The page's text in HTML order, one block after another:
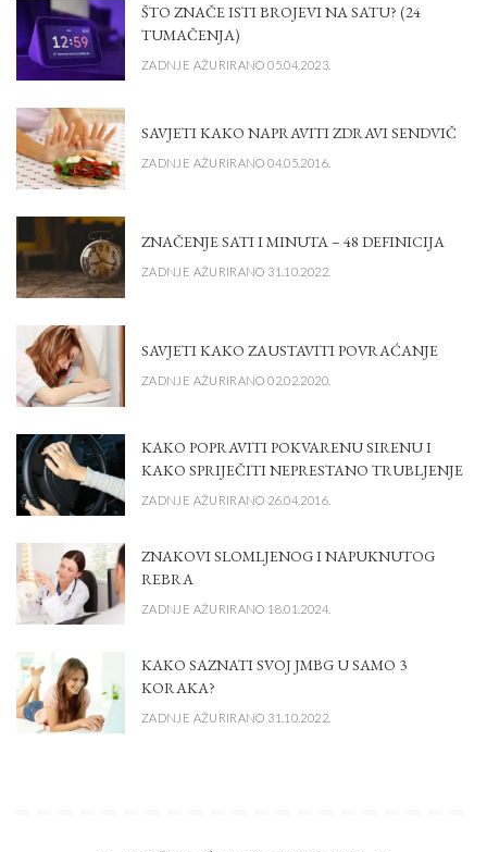
ŠTO ZNAČE ISTI BROJEVI NA SATU? (24
TUMAČENJA)
ZADNJE AŽURIRANO 05.04.2023.
SAVJETI KAKO NAPRAVITI ZDRAVI SENDVIČ
ZADNJE AŽURIRANO 04.05.2016.
ZNAČENJE SATI I MINUTA – 48 DEFINICIJA
ZADNJE AŽURIRANO 31.10.2022.
SAVJETI KAKO ZAUSTAVITI POVRAĆANJE
ZADNJE AŽURIRANO 02.02.2020.
KAKO POPRAVITI POKVARENU SIRENU I
KAKO SPRIJEČITI NEPRESTANO TRUBLJENJE
ZADNJE AŽURIRANO 26.04.2016.
ZNAKOVI SLOMLJENOG I NAPUKNUTOG
REBRA
ZADNJE AŽURIRANO 18.01.2024.
KAKO SAZNATI SVOJ JMBG U SAMO 3
KORAKA?
ZADNJE AŽURIRANO 31.10.2022.